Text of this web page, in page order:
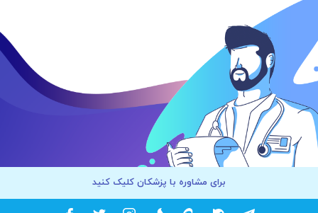
برای مشاوره با پزشکان کلیک کنید